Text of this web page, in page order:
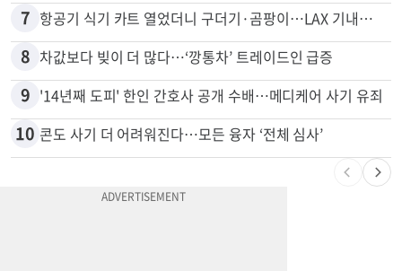
7 항공기 식기 카트 열었더니 구더기·곰팡이…LAX 기내식 업체 논란
8 차값보다 빚이 더 많다…‘깡통차’ 트레이드인 급증
9 '14년째 도피' 한인 간호사 공개 수배…메디케어 사기 유죄
10 콘도 사기 더 어려워진다…모든 융자 ‘전체 심사’